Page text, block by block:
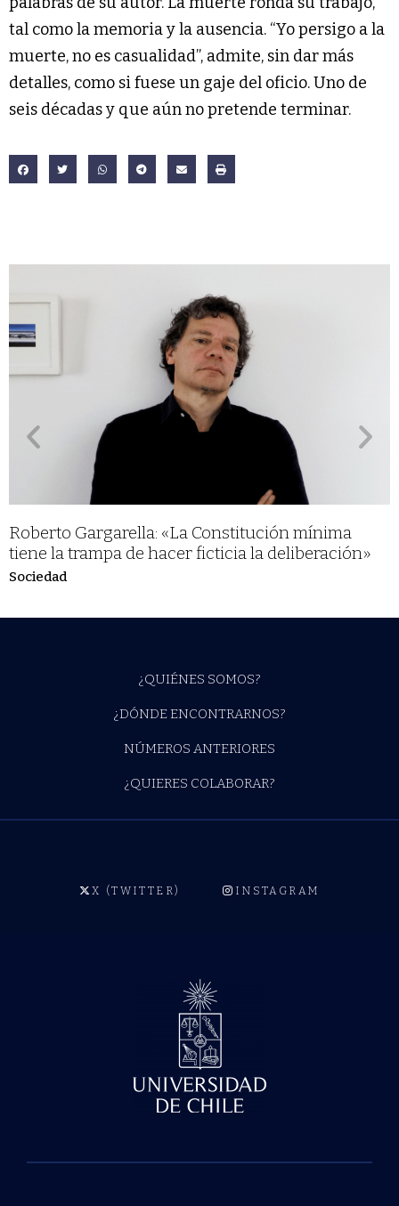
tal como la memoria y la ausencia. “Yo persigo a la
muerte, no es casualidad”, admite, sin dar más
detalles, como si fuese un gaje del oficio. Uno de
seis décadas y que aún no pretende terminar.
Roberto Gargarella: «La Constitución mínima
tiene la trampa de hacer ficticia la deliberación»
Sociedad
¿QUIÉNES SOMOS?
¿DÓNDE ENCONTRARNOS?
NÚMEROS ANTERIORES
¿QUIERES COLABORAR?
X (TWITTER) INSTAGRAM